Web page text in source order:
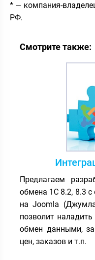
* — компания-
РФ.
Смотрите также:
Предлагаем
обмена 1С 8.2, 8.3 с
на Joomla
позволит
обмен данными,
цен, заказов и т.п.